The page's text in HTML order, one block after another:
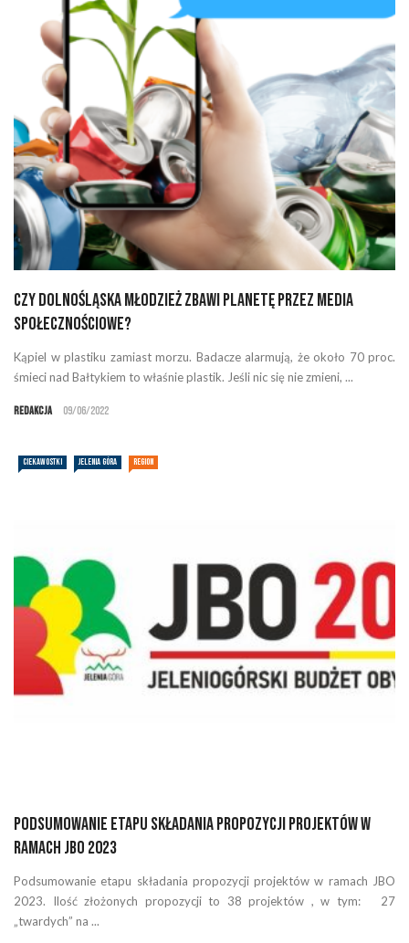
Czy dolnośląska młodzież zbawi planetę przez media
społecznościowe?
Kąpiel w plastiku zamiast morzu. Badacze alarmują, że około 70 proc.
śmieci nad Bałtykiem to właśnie plastik. Jeśli nic się nie zmieni, ...
Redakcja 09/06/2022
CIEKAWOSTKI JELENIA GÓRA REGION
Podsumowanie etapu składania propozycji projektów w
ramach JBO 2023
Podsumowanie etapu składania propozycji projektów w ramach JBO
2023. Ilość złożonych propozycji to 38 projektów , w tym: 27
„twardych” na ...